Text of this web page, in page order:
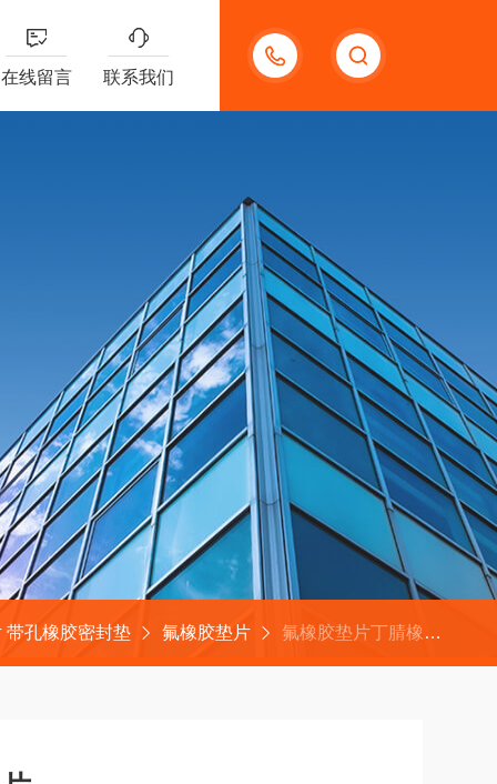
13191957898
在线留言 联系我们
带孔橡胶密封垫 氟橡胶垫片 氟橡胶垫片丁腈橡胶垫片